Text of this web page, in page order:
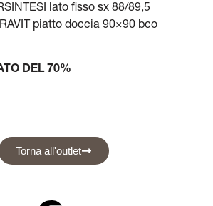
lato fisso sx 88/89,5
piatto doccia 90×90 bco
DEL 70%
Torna all'outlet